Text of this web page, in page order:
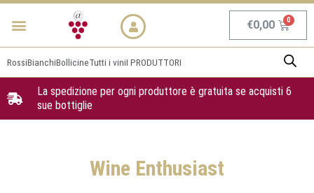
Vai
Menu €0,00
RossiBianchiBollicineTutti i viniI PRODUTTORI
La spedizione per ogni produttore è gratuita se acquisti 6
sue bottiglie
Wine Enthusiast